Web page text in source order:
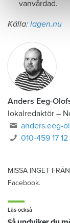
vanvårdad.
Källa: lagen.nu
Anders Eeg-
lokalredaktör –
anders.eeg-
010-459 17 12
MISSA INGET
Facebook.
Läs också